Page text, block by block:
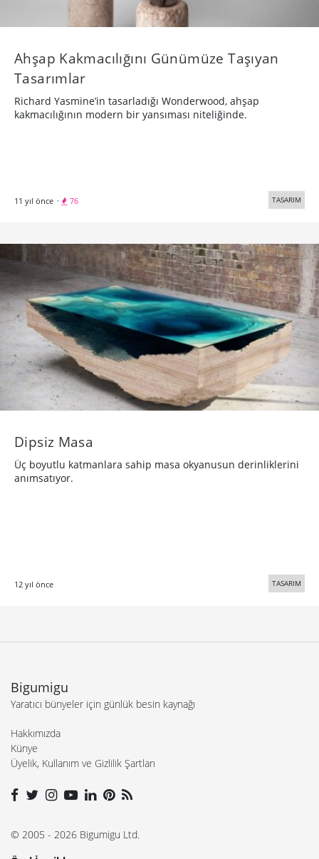
Ahşap Kakmacılığını Günümüze Taşıyan
Tasarımlar
Richard Yasmine’in tasarladığı Wonderwood, ahşap
kakmacılığının modern bir yansıması niteliğinde.
11 yıl önce · 76 TASARIM
Dipsiz Masa
Üç boyutlu katmanlara sahip masa okyanusun derinliklerini
anımsatıyor.
12 yıl önce TASARIM
Bigumigu
Yaratıcı bünyeler için günlük besin kaynağı
Hakkımızda
Künye
Üyelik, Kullanım ve Gizlilik Şartları
© 2005 - 2026 Bigumigu Ltd.